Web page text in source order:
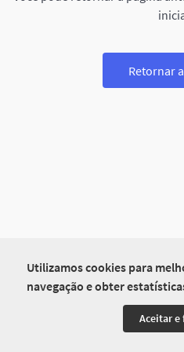
Utilizamos cookies para
navegação e obter
Aceitar e
Retornar